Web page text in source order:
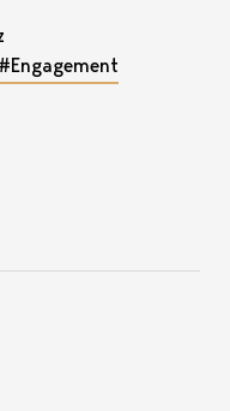
#Engagement